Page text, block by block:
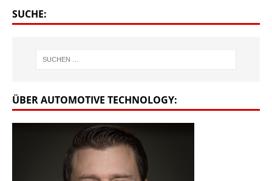
SUCHE:
ÜBER AUTOMOTIVE TECHNOLOGY: